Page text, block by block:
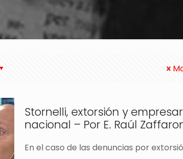
Stornelli, extorsión y
nacional – Por E. Raúl
En el caso de las denuncias por